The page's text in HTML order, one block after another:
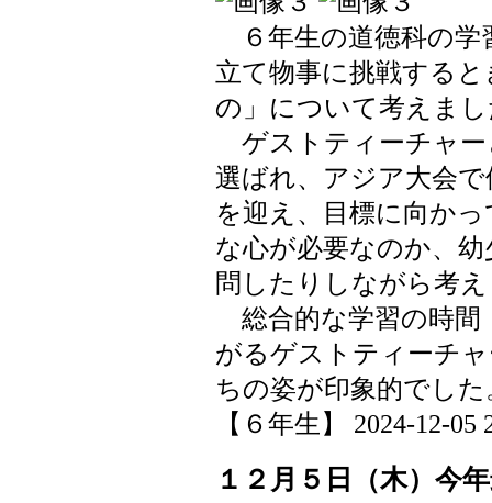
６年生の道徳科の学
立て物事に挑戦する
の」について考えま
ゲストティーチャー
選ばれ、アジア大会
を迎え、目標に向か
な心が必要なのか、
問したりしながら考
総合的な学習の時間
がるゲストティーチ
ちの姿が印象的でした
【６年生】 2024-12-05
１２月５日（木）今